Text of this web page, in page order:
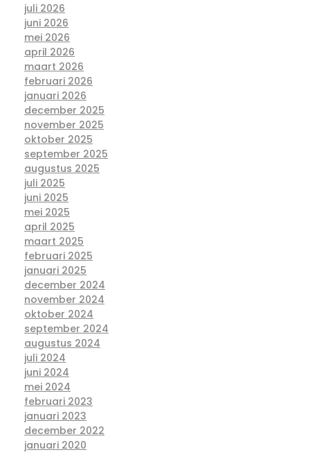
juli 2026
juni 2026
mei 2026
april 2026
maart 2026
februari 2026
januari 2026
december 2025
november 2025
oktober 2025
september 2025
augustus 2025
juli 2025
juni 2025
mei 2025
april 2025
maart 2025
februari 2025
januari 2025
december 2024
november 2024
oktober 2024
september 2024
augustus 2024
juli 2024
juni 2024
mei 2024
februari 2023
januari 2023
december 2022
januari 2020